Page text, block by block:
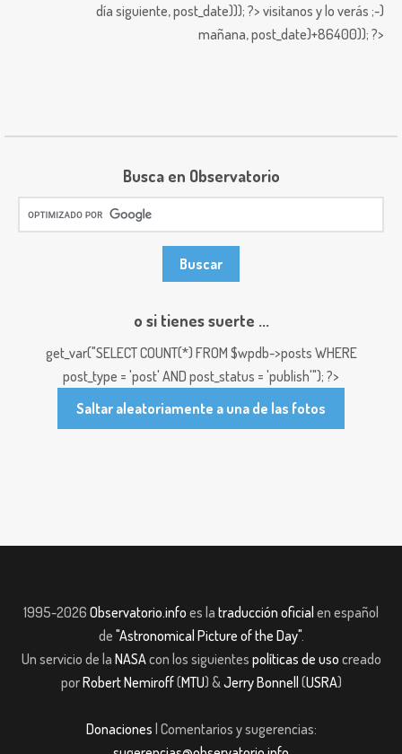
día siguiente,post_date))); ?> visitanos y lo verás ;-)
mañana,post_date)+86400)); ?>
Busca en Observatorio
o si tienes suerte ...
get_var("SELECT COUNT(*) FROM $wpdb->posts WHERE
post_type = 'post' AND post_status = 'publish'"); ?>
Saltar aleatoriamente a una de las fotos
1995-2026 Observatorio.info es la traducción oficial en español
de "Astronomical Picture of the Day".
Un servicio de la NASAcon los siguientes políticas de uso creado
porRobert Nemiroff(MTU) &Jerry Bonnell (USRA)
Donaciones | Comentarios y sugerencias: